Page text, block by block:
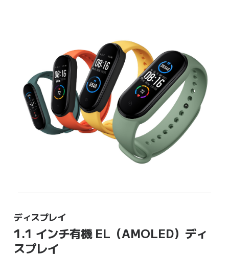
ディスプレイ
1.1 インチ有機 EL（AMOLED）ディ
スプレイ